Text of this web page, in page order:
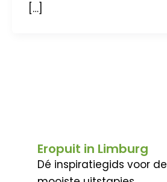
[…]
Eropuit in Limburg
Dé inspiratiegids voor de